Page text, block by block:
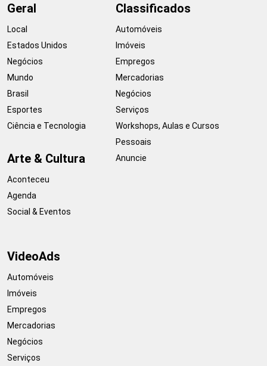
Geral
Local
Estados Unidos
Negócios
Mundo
Brasil
Esportes
Ciência e Tecnologia
Arte & Cultura
Aconteceu
Agenda
Social & Eventos
Classificados
Automóveis
Imóveis
Empregos
Mercadorias
Negócios
Serviços
Workshops, Aulas e Cursos
Pessoais
Anuncie
VideoAds
Automóveis
Imóveis
Empregos
Mercadorias
Negócios
Serviços